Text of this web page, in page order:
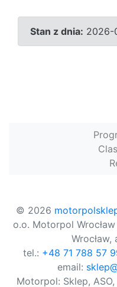
Stan z dnia: 2026-
© 2026
o.o. Motorpol
Wrocław,
tel.: +48 71 788 57
email:
Motorpol: Sklep,